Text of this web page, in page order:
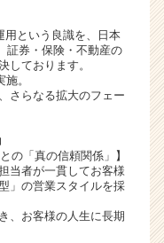
用という良識を、日本
証券・保険・不動産の
しております。
。
さらなる拡大のフェー
の「真の信頼関係」】
当者が一貫してお客様
」の営業スタイルを採
、お客様の人生に長期